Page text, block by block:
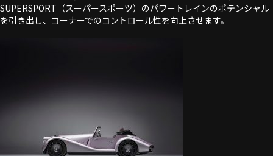
SUPERSPORT（スーパースポーツ）のパワートレインのポテンシャル
を引き出し、コーナーでのコントロール性を向上させます。